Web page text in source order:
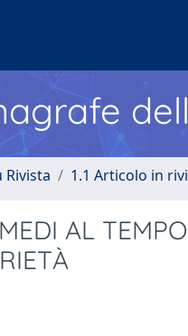
1.1 Articolo in
AL